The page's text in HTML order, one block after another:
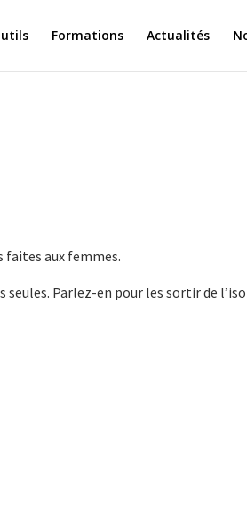
Formations Actualités
aux femmes.
Parlez-en pour les sortir de